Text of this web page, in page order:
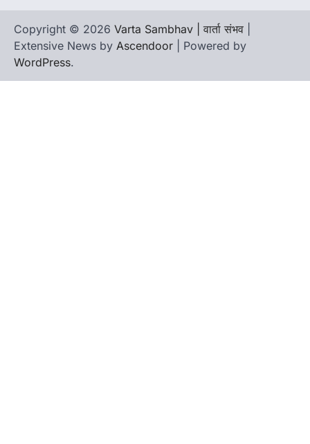
Copyright © 2026 Varta Sambhav | वार्ता संभव
Extensive News by Ascendoor | Powered by
WordPress.